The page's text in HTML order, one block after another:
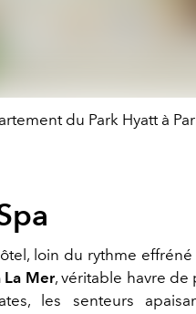
du Park Hyatt à
loin du rythme effréné
La Mer, véritable havre de
les senteurs